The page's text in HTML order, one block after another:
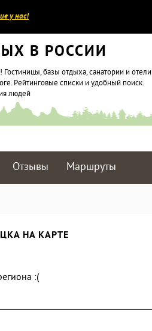
у нас!
В РОССИИ
базы отдыха, санатории и отели
Рейтинговые списки и удобный поиск.
людей
Отзывы Маршруты
НА КАРТЕ
:(